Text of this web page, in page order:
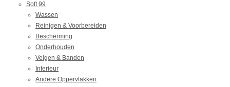
Soft 99
Wassen
Reinigen & Voorbereiden
Bescherming
Onderhouden
Velgen & Banden
Interieur
Andere Oppervlakken